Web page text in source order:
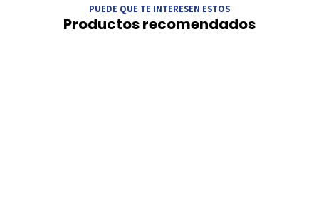
PUEDE QUE TE INTERESEN ESTOS
Productos recomendados